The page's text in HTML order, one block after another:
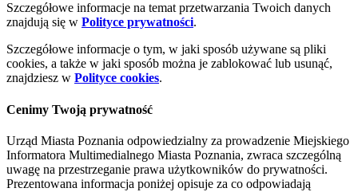
Szczegółowe informacje na temat przetwarzania Twoich danych
znajdują się w Polityce prywatności.
Szczegółowe informacje o tym, w jaki sposób używane są pliki
cookies, a także w jaki sposób można je zablokować lub usunąć,
znajdziesz w Polityce cookies.
Cenimy Twoją prywatność
Urząd Miasta Poznania odpowiedzialny za prowadzenie Miejskiego
Informatora Multimedialnego Miasta Poznania, zwraca szczególną
uwagę na przestrzeganie prawa użytkowników do prywatności.
Prezentowana informacja poniżej opisuje za co odpowiadają